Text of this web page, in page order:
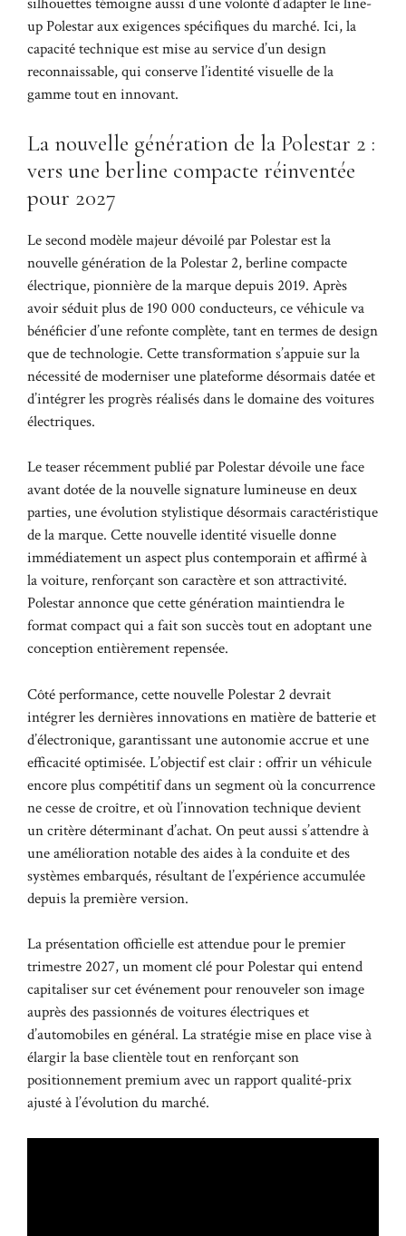
up Polestar aux exigences spécifiques du marché. Ici, la
capacité technique est mise au service d’un design
reconnaissable, qui conserve l’identité visuelle de la
gamme tout en innovant.
La nouvelle génération de la Polestar 2 :
vers une berline compacte réinventée
pour 2027
Le second modèle majeur dévoilé par Polestar est la
nouvelle génération de la Polestar 2, berline compacte
électrique, pionnière de la marque depuis 2019. Après
avoir séduit plus de 190 000 conducteurs, ce véhicule va
bénéficier d’une refonte complète, tant en termes de design
que de technologie. Cette transformation s’appuie sur la
nécessité de moderniser une plateforme désormais datée et
d’intégrer les progrès réalisés dans le domaine des voitures
électriques.
Le teaser récemment publié par Polestar dévoile une face
avant dotée de la nouvelle signature lumineuse en deux
parties, une évolution stylistique désormais caractéristique
de la marque. Cette nouvelle identité visuelle donne
immédiatement un aspect plus contemporain et affirmé à
la voiture, renforçant son caractère et son attractivité.
Polestar annonce que cette génération maintiendra le
format compact qui a fait son succès tout en adoptant une
conception entièrement repensée.
Côté performance, cette nouvelle Polestar 2 devrait
intégrer les dernières innovations en matière de batterie et
d’électronique, garantissant une autonomie accrue et une
efficacité optimisée. L’objectif est clair : offrir un véhicule
encore plus compétitif dans un segment où la concurrence
ne cesse de croître, et où l’innovation technique devient
un critère déterminant d’achat. On peut aussi s’attendre à
une amélioration notable des aides à la conduite et des
systèmes embarqués, résultant de l’expérience accumulée
depuis la première version.
La présentation officielle est attendue pour le premier
trimestre 2027, un moment clé pour Polestar qui entend
capitaliser sur cet événement pour renouveler son image
auprès des passionnés de voitures électriques et
d’automobiles en général. La stratégie mise en place vise à
élargir la base clientèle tout en renforçant son
positionnement premium avec un rapport qualité-prix
ajusté à l’évolution du marché.